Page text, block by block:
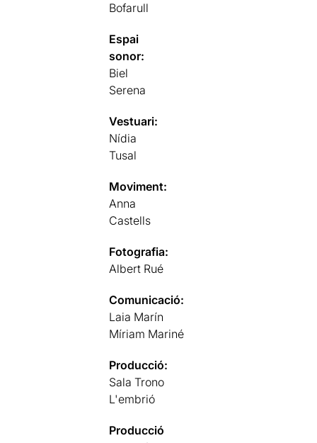
Bofarull
Espai
sonor:
Biel
Serena
Vestuari:
Nídia
Tusal
Moviment:
Anna
Castells
Fotografia:
Albert Rué
Comunicació:
Laia Marín
Míriam Mariné
Producció:
Sala Trono
L'embrió
Producció